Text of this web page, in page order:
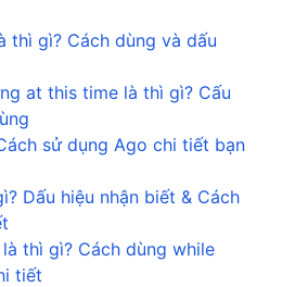
thì gì? Cách dùng và dấu
at this time là thì gì? Cấu
sử dụng Ago chi tiết bạn
Dấu hiệu nhận biết & Cách
thì gì? Cách dùng while
tiết